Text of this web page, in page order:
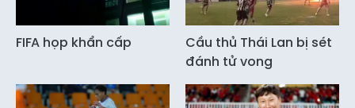
FIFA họp khẩn cấp
Cầu thủ Thái Lan bị sét
đánh tử vong